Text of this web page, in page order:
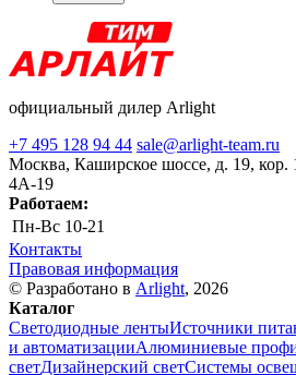
официальный дилер Arlight
+7 495 128 94 44 sale@arlight-team.ru
Москва, Каширское шоссе, д. 19, кор.
4А-19
Работаем:
Пн-Вс 10-21
Контакты
Правовая информация
© Разработано в Arlight, 2026
Каталог
Светодиодные лентыИсточники
и автоматизацииАлюминиевые
светДизайнерский светСистемы